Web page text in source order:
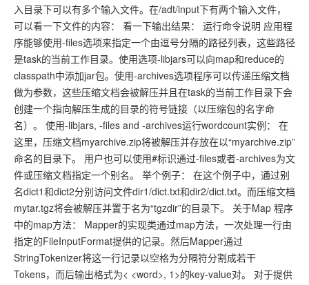
入目录下可以有多个输入文件。在/adt/input下有两个输入文件，
可以看一下文件的内容： 看一下输出结果： 运行命令说明 应用程
序能够使用-files选项来指定一个由逗号分隔的路径列表，这些路径
是task的当前工作目录。使用选项-libjars可以向map和reduce的
classpath中添加jar包。使用-archives选项程序可以传递压缩文档
做为参数，这些压缩文档会被解压并且在task的当前工作目录下会
创建一个指向解压生成的目录的符号链接（以压缩包的名字命
名）。 使用-libjars, -files and -archives运行wordcount实例： 在
这里，压缩文档myarchive.zip将被解压并存放在以“myarchive.zip”
命名的目录下。 用户也可以使用#标识通过-files或者-archives为文
件或压缩文档指定一个别名。 举个例子： 在这个例子中，通过别
名dict1和dict2分别访问文件dir1/dict.txt和dir2/dict.txt。而压缩文档
mytar.tgz将会被解压并置于名为“tgzdir”的目录下。 关于Map 程序
中的map方法： Mapper的实现类通过map方法，一次处理一行由
指定的FileInputFormat提供的记录。然后Mapper通过
StringTokenizer将这一行记录以空格为分隔符分割成若干
Tokens，而后输出格式为< <word>, 1>的key-value对。 对于提供